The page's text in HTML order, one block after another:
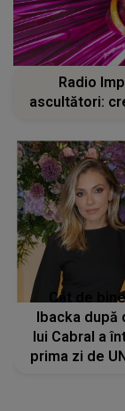
Radio
ascultători:
Cât de
Ibacka după
lui Cabral a
prima zi de